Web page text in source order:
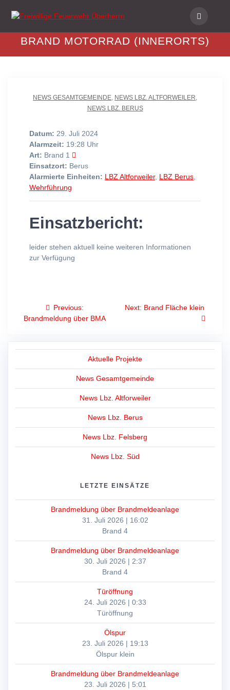
to
BRAND MOTORRAD (INNERORTS)
NEWS GESAMTGEMEINDE, NEWS LBZ. ALTFORWEILER,
NEWS LBZ. BERUS
Datum: 29. Juli 2024
Alarmzeit: 19:28 Uhr
Art: Brand 1
Einsatzort: Berus
Alarmierte Einheiten: LBZ Altforweiler, LBZ Berus
Wehrführung
Einsatzbericht:
leider stehen aktuell keine weiteren Informationen
zur Verfügung
Beitragsnavigation
Previous:
post:
Brandmeldung über BMA
Next: Next
Brand Fläche klein
Aktuelle Projekte
News Gesamtgemeinde
News Lbz. Altforweiler
News Lbz. Berus
News Lbz. Felsberg
News Lbz. Süd
LETZTE EINSÄTZE
Brandmeldung über Brandmeldeanlage
31. Juli 2026 | 16:02
Brand 4
Brandmeldung über Brandmeldeanlage
30. Juli 2026 | 2:37
Brand 4
Türöffnung
24. Juli 2026 | 0:33
Türöffnung
Ölspur
23. Juli 2026 | 19:13
Ölspur klein
Brandmeldung über Brandmeldeanlage
23. Juli 2026 | 5:01